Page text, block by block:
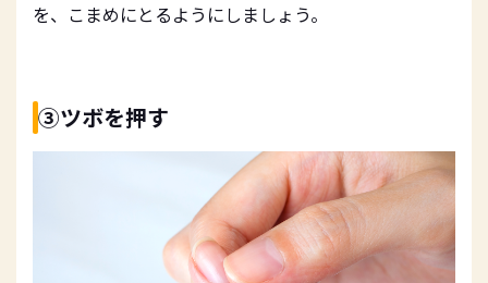
を、こまめにとるようにしましょう。
③ツボを押す